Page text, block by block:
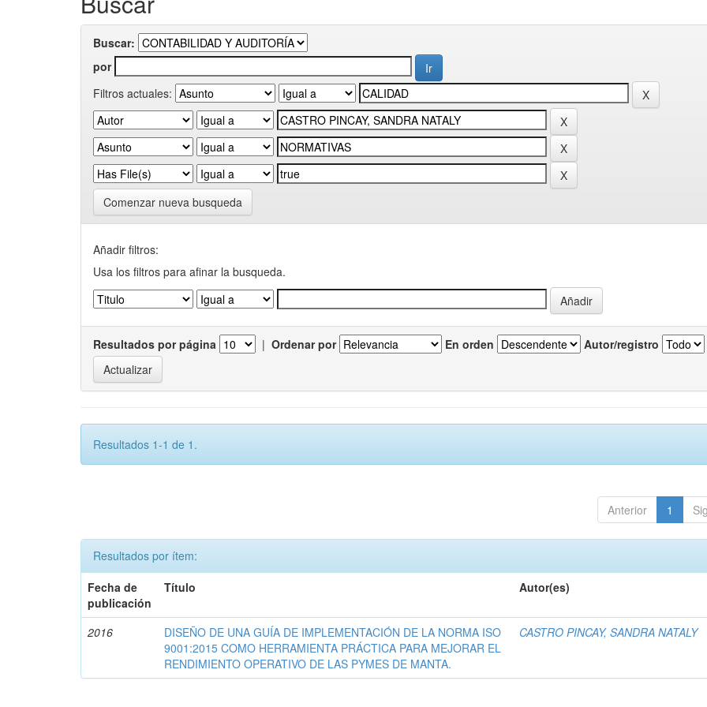
Buscar:
por
Filtros actuales:
Comenzar nueva busqueda
Añadir filtros:
Usa los filtros para afinar la busqueda.
Resultados por página | Ordenar por En orden Autor/registro
Resultados 1-1 de 1.
Anterior 1
Resultados por ítem:
Fecha de
publicación
Título Autor(es)
2016
DISEÑO DE UNA GUÍA DE IMPLEMENTACIÓN DE LA NORMA ISO
9001:2015 COMO HERRAMIENTA PRÁCTICA PARA MEJORAR EL
RENDIMIENTO OPERATIVO DE LAS PYMES DE MANTA.
CASTRO PINCAY, SANDRA NATALY